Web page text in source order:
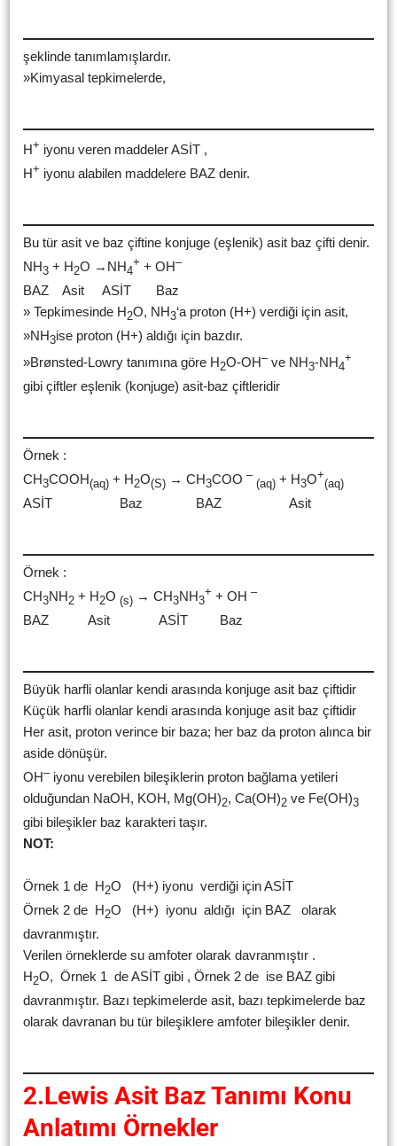
şeklinde tanımlamışlardır.
»Kimyasal tepkimelerde,
H+ iyonu veren maddeler ASİT ,
H+ iyonu alabilen maddelere BAZ denir.
Bu tür asit ve baz çiftine konjuge (eşlenik) asit baz çifti denir.
NH3 + H2O →NH4
+ + OH–
BAZ Asit ASİT Baz
» Tepkimesinde H2O, NH3‘a proton (H+) verdiği için asit,
»NH3ise proton (H+) aldığı için bazdır.
»Brønsted-Lowry tanımına göre H2O-OH– ve NH3-NH4
+
gibi çiftler eşlenik (konjuge) asit-baz çiftleridir
Örnek :
CH3COOH(aq) + H2O(S) → CH3COO –
(aq) + H3O+
(aq)
ASİT Baz BAZ Asit
Örnek :
CH3NH2 + H2O (s) → CH3NH3
+ + OH –
BAZ Asit ASİT Baz
Büyük harfli olanlar kendi arasında konjuge asit baz çiftidir
Küçük harfli olanlar kendi arasında konjuge asit baz çiftidir
Her asit, proton verince bir baza; her baz da proton alınca bir
aside dönüşür.
OH–iyonu verebilen bileşiklerin proton bağlama yetileri
olduğundan NaOH, KOH, Mg(OH)2, Ca(OH)2 ve Fe(OH)3
gibi bileşikler baz karakteri taşır.
NOT:
Örnek 1 de H2O (H+) iyonu verdiği için ASİT
Örnek 2 de H2O (H+) iyonu aldığı için BAZ olarak
davranmıştır.
Verilen örneklerde su amfoter olarak davranmıştır .
H2O, Örnek 1 de ASİT gibi , Örnek 2 de ise BAZ gibi
davranmıştır. Bazı tepkimelerde asit, bazı tepkimelerde baz
olarak davranan bu tür bileşiklere amfoter bileşikler denir.
2.Lewis Asit Baz Tanımı Konu
Anlatımı Örnekler